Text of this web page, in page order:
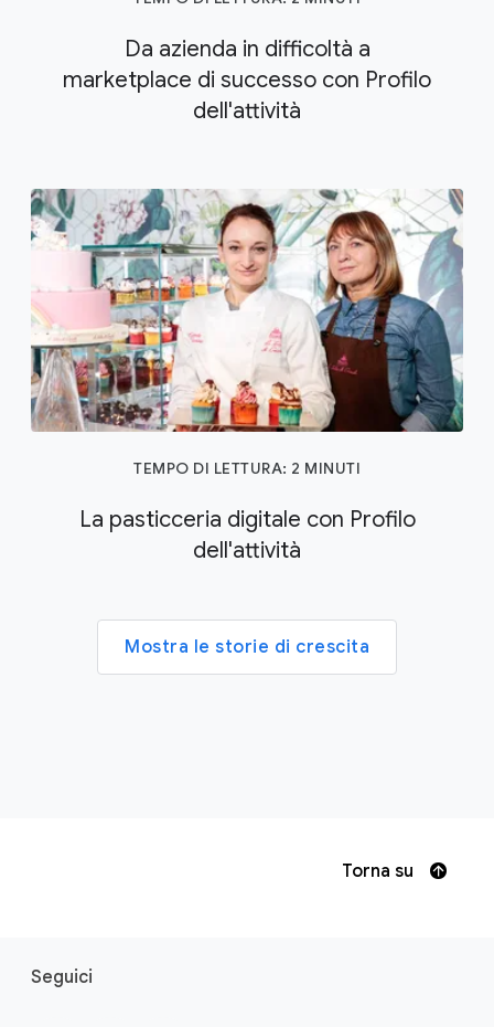
Da azienda in difficoltà a
marketplace di successo con Profilo
dell'attività
TEMPO DI LETTURA: 2 MINUTI
La pasticceria digitale con Profilo
dell'attività
Mostra le storie di crescita
Torna su
Seguici